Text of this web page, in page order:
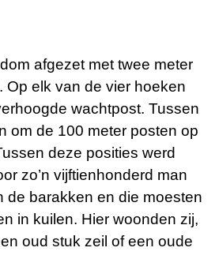
afgezet met twee meter
Op elk van de vier hoeken
wachtpost. Tussen
om de 100 meter posten op
deze posities werd
zo’n vijftienhonderd man
de barakken en die moesten
in kuilen. Hier woonden zij,
oud stuk zeil of een oude